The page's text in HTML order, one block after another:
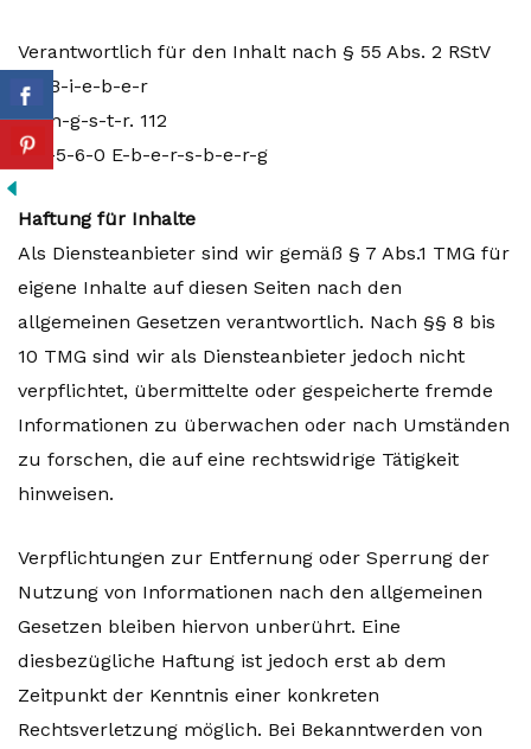
Verantwortlich für den Inhalt nach § 55 Abs. 2 RStV
Evi B-i-e-b-e-r
R-i-n-g-s-t-r. 112
8-5-5-6-0 E-b-e-r-s-b-e-r-g
Haftung für Inhalte
Als Diensteanbieter sind wir gemäß § 7 Abs.1 TMG für
eigene Inhalte auf diesen Seiten nach den
allgemeinen Gesetzen verantwortlich. Nach §§ 8 bis
10 TMG sind wir als Diensteanbieter jedoch nicht
verpflichtet, übermittelte oder gespeicherte fremde
Informationen zu überwachen oder nach Umständen
zu forschen, die auf eine rechtswidrige Tätigkeit
hinweisen.
Verpflichtungen zur Entfernung oder Sperrung der
Nutzung von Informationen nach den allgemeinen
Gesetzen bleiben hiervon unberührt. Eine
diesbezügliche Haftung ist jedoch erst ab dem
Zeitpunkt der Kenntnis einer konkreten
Rechtsverletzung möglich. Bei Bekanntwerden von